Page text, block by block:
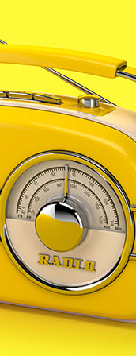
de l’àrea
la qualitat de
i sortides de les
Fòrum Palatiolo